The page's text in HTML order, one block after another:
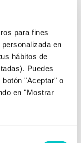
para fines
en
hábitos de
Puedes
"Aceptar" o
en "Mostrar
para un
para
fundamental
uno de sus